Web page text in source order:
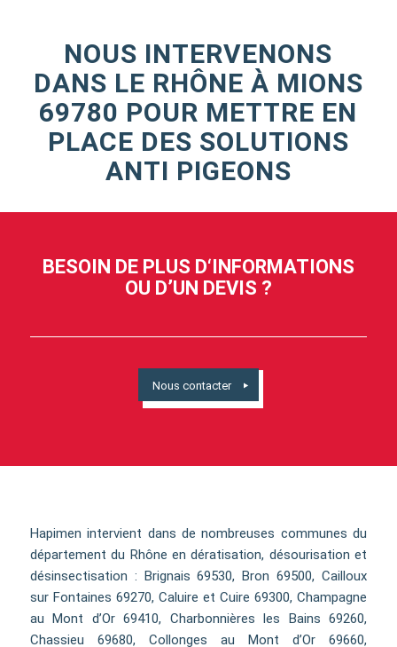
NOUS INTERVENONS
DANS LE RHÔNE À MIONS
69780 POUR METTRE EN
PLACE DES SOLUTIONS
ANTI PIGEONS
BESOIN DE PLUS D‘INFORMATIONS
OU D’UN DEVIS ?
Nous contacter
Hapimen intervient dans de nombreuses communes du
département du Rhône en dératisation, désourisation et
désinsectisation : Brignais 69530, Bron 69500, Cailloux
sur Fontaines 69270, Caluire et Cuire 69300, Champagne
au Mont d’Or 69410, Charbonnières les Bains 69260,
Chassieu 69680, Collonges au Mont d’Or 69660,